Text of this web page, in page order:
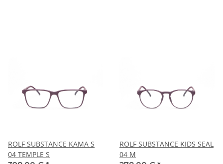
ROLF SUBSTANCE KAMA S
04 TEMPLE S
ROLF SUBSTANCE KIDS SEAL
04 M